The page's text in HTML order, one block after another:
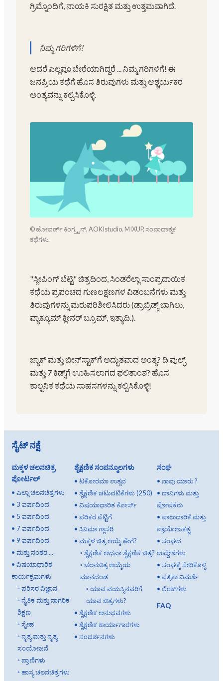
ಗ್ರಿಮ್ನೊಂದಿಗೆ, ನಾಯಕಿ ಸುರಕ್ಷಿತ ಮತ್ತು ಉತ್ತಮವಾಗಿದೆ.
ನಿಮ್ಮ ಗರಿಗಳಿಗೆ!
ಆದರೆ ಎಲ್ಲವೂ ಬೇರೆಯಾಗಿದ್ದರೆ ... ನಿಮ್ಮ ಗರಿಗಳಿಗೆ! ಈ
ಜನಪ್ರಿಯ ಕಥೆಗೆ ಹೊಸ ತಿರುವುಗಳು ಮತ್ತು ಆಶ್ಚರ್ಯಕರ
ಅಂತ್ಯವನ್ನು ಕಲ್ಪಿಸಿಕೊಳ್ಳಿ.
© ಹೋವರ್ಡ್ ಕಿಂಗ್ಸ್ಟನ್, AOKIstudio. MIXUP, ಸಂವಾದಾತ್ಮಕ
ಕಥೆಗಳು.
"ಸ್ಲೀಪಿಂಗ್ ಬೆಟ್ಟಿ" ಚಿತ್ರದಿಂದ, ಸಿಂಡರೆಲ್ಲಾ ಸಾಂಪ್ರದಾಯಿಕ
ಕಥೆಯ ಪ್ರಪಂಚದ ಗುಣಲಕ್ಷಣಗಳ ವಿಡಂಬನೆಗಳು ಮತ್ತು
ತಿರುವುಗಳನ್ನು ಮರುಪರಿಶೀಲಿಸಿದರು (ಡ್ರಾಬ್ರಿಡ್ಜ್ ಬಾಗಿಲು,
ವ್ಯಾಕ್ಯೂಮ್ ಕ್ಲೀನರ್ ಬ್ರೂಮ್, ಇತ್ಯಾದಿ.).
ಜ್ಯಾಕ್ ಮತ್ತು ಬೀನ್‌ಸ್ಟಾಕ್‌ಗೆ ಅದ್ಭುತವಾದ ಅಂತ್ಯ? ದಿ ವುಲ್ಫ್
ಮತ್ತು 7 ಕಿಡ್ಸ್‌ಗೆ ಊಹಿಸಲಾಗದ ಫಲಿತಾಂಶ? ಹೊಸ
ಕಾಲ್ಪನಿಕ ಕಥೆಯ ಸಾಹಸಗಳನ್ನು ಕಲ್ಪಿಸಿಕೊಳ್ಳಿ!
ಸೈಟ್ ನಕ್ಷೆ
ಮಕ್ಕಳ ಚಲನಚಿತ್ರ
ಪೋರ್ಟಲ್
• ಎಲ್ಲಾ ಚಲನಚಿತ್ರಗಳು
• 3 ವರ್ಷದಿಂದ
• 5 ವರ್ಷದಿಂದ
• 7 ವರ್ಷದಿಂದ
• 9 ವರ್ಷದಿಂದ
• ಮತ್ತು ನಂತರ ...
• ವಿಷಯಾಧಾರಿತ
ಕಾರ್ಯಕ್ರಮಗಳು
◦ ಪರಿಸರ ವಿಜ್ಞಾನ
◦ ನೈತಿಕ ಮತ್ತು ನಾಗರಿಕ
ಶಿಕ್ಷಣ
◦ ಸ್ನೇಹ
◦ ನೃತ್ಯ ಮತ್ತು ನೃತ್ಯ
ಸಂಯೋಜನೆ
◦ ಪ್ರಾಣಿಗಳು
◦ ಹಾಸ್ಯ ಚಲನಚಿತ್ರಗಳು
ಶೈಕ್ಷಣಿಕ ಸಂಪನ್ಮೂಲಗಳು
• ಟಕೋರಮಾ ಉತ್ಸವ
• ಶೈಕ್ಷಣಿಕ ಚಟುವಟಿಕೆಗಳು (250)
• ವಿಷಯಾಧಾರಿತ ಕೋರ್ಸ್
• ಪರಿಕರ ಪೆಟ್ಟಿಗೆ
• ಸಿನಿಮಾ ಗ್ಲಾಸರಿ
• ಮಕ್ಕಳ ಚಿತ್ರ ಆಯ್ಕೆ ಹೇಗೆ?
◦ ಶೈಕ್ಷಣಿಕ ಅಥವಾ ಶೈಕ್ಷಣಿಕ ಚಿತ್ರ?
◦ ಚಲನಚಿತ್ರ ಆಯ್ಕೆಯ
ಮಾನದಂಡ
◦ ಯಾವ ವಯಸ್ಸಿನವರಿಗೆ
ಯಾವ ಚಿತ್ರಗಳು?
• ಶೈಕ್ಷಣಿಕ ಅನುಭವಗಳು
• ಶೈಕ್ಷಣಿಕ ಕಾರ್ಯಾಗಾರಗಳು
• ಸಂದರ್ಶನಗಳು
ಸಂಘ
•ನಾವು ಯಾರು ?
•ದಾನಿಗಳು ಮತ್ತು
ಪೋಷಕರು
•ಪಾಲುದಾರಿಕೆ ಮತ್ತು
ಪ್ರಾಯೋಜಕತ್ವ
•ಸಂಘದ
ಉದ್ದೇಶಗಳು
•ಸಂಘಕ್ಕೆ ಸೇರಿಕೊಳ್ಳಿ
•ಪತ್ರಿಕಾ ವಿಮರ್ಶೆ
•ಲಿಂಕ್‌ಗಳು
FAQ